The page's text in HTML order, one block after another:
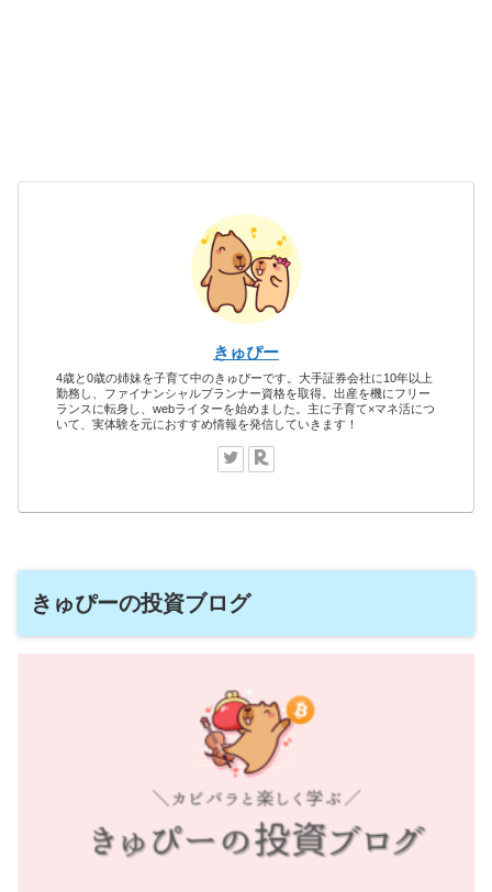
きゅぴー
4歳と0歳の姉妹を子育て中のきゅぴーです。大手証券会社に10年以上
勤務し、ファイナンシャルプランナー資格を取得。出産を機にフリー
ランスに転身し、webライターを始めました。主に子育て×マネ活につ
いて、実体験を元におすすめ情報を発信していきます！
きゅぴーの投資ブログ